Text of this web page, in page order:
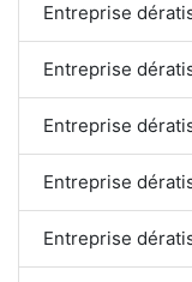
Entreprise
Entreprise
Entreprise
Entreprise
Entreprise